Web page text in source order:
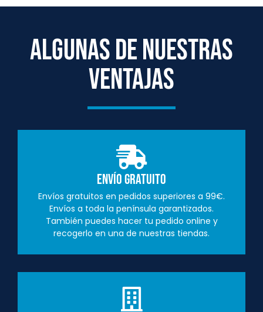
ALGUNAS DE NUESTRAS
VENTAJAS
Envío Gratuito
Envíos gratuitos en pedidos superiores a 99€.
Envíos a toda la península garantizados.
También puedes hacer tu pedido online y
recogerlo en una de nuestras tiendas.